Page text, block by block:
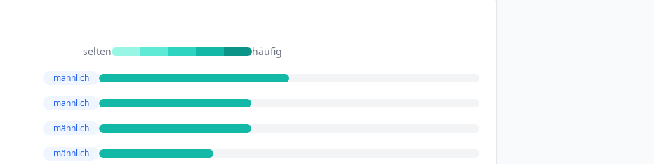
selten häufig
männlich
männlich
männlich
männlich